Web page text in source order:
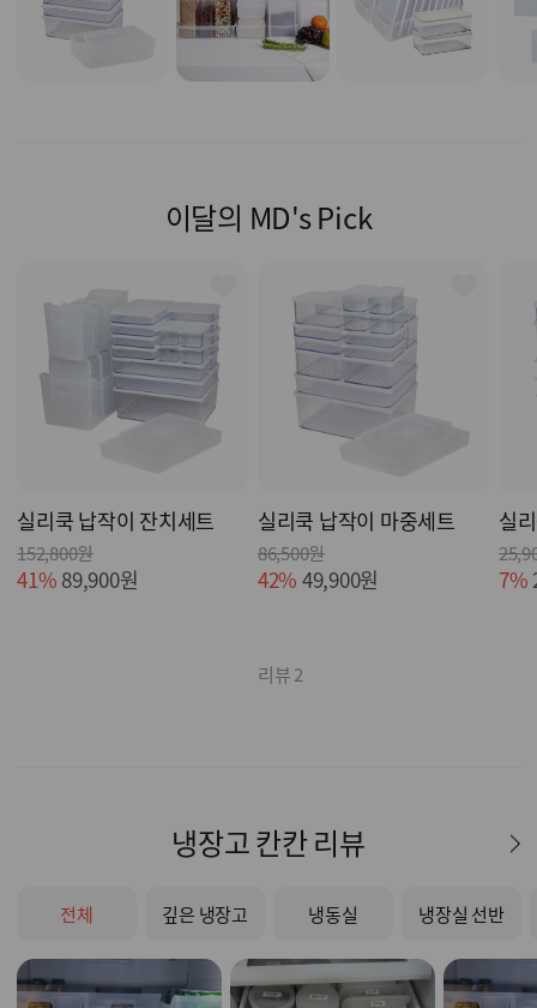
이달의 MD's Pick
실리쿡 납작이 잔치세트
152,800원
41% 89,900원
실리쿡 납작이 마중세트
86,500원
42% 49,900원
리뷰 2
실
7%
냉장고 칸칸 리뷰
전체 깊은 냉장고 냉동실 냉장실 선반